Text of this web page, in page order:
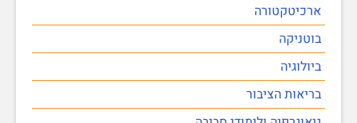
ארכיטקטורה
בוטניקה
ביולוגיה
בריאות הציבור